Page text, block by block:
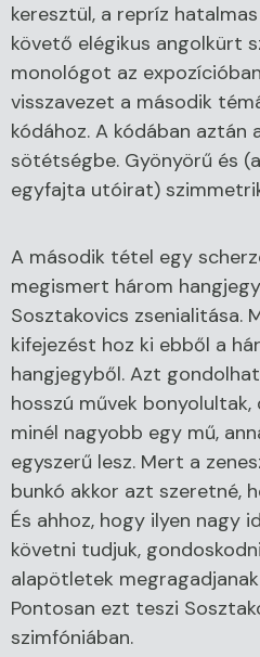
keresztül, a repríz
követő elégikus angolkürt
monológot az
visszavezet a második
kódához. A kódában aztán
sötétségbe. Gyönyörű és
egyfajta utóirat)
A második tétel egy
megismert három
Sosztakovics zsenialitása.
kifejezést hoz ki ebből a
hangjegyből. Azt
hosszú művek
minél nagyobb egy mű,
egyszerű lesz. Mert a
bunkó akkor azt szeretné,
És ahhoz, hogy ilyen nagy
követni tudjuk,
alapötletek
Pontosan ezt teszi
szimfóniában.